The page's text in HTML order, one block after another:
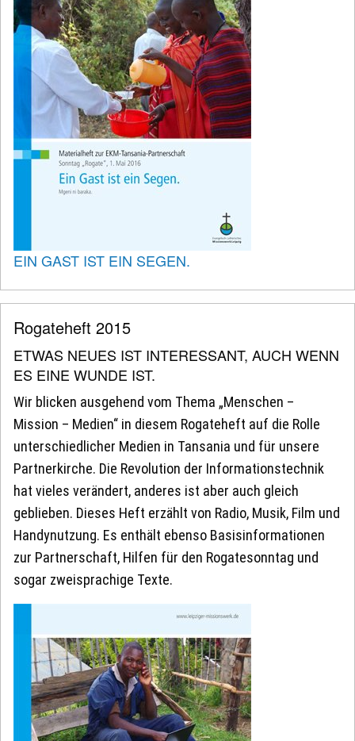
EIN GAST IST EIN SEGEN.
Rogateheft 2015
ETWAS NEUES IST INTERESSANT, AUCH WENN
ES EINE WUNDE IST.
Wir blicken ausgehend vom Thema „Menschen –
Mission – Medien“ in diesem Rogateheft auf die Rolle
unterschiedlicher Medien in Tansania und für unsere
Partnerkirche. Die Revolution der Informationstechnik
hat vieles verändert, anderes ist aber auch gleich
geblieben. Dieses Heft erzählt von Radio, Musik, Film und
Handynutzung. Es enthält ebenso Basisinformationen
zur Partnerschaft, Hilfen für den Rogatesonntag und
sogar zweisprachige Texte.